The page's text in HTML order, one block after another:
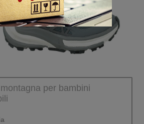
per bambini